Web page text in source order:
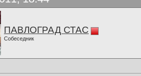
ПАВЛОГРАД СТАС
Собеседник